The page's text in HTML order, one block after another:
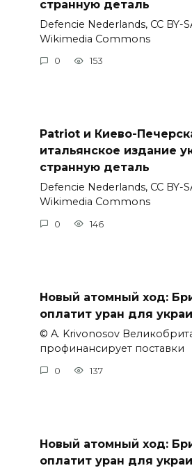
странную деталь
Defencie Nederlands, CC BY-
Wikimedia Commons
0 153
Patriot и Киево-
итальянское издание
странную деталь
Defencie Nederlands, CC BY-
Wikimedia Commons
0 146
Новый атомный ход:
оплатит уран для
© A. Krivonosov
профинансирует поставки
0 137
Новый атомный ход:
оплатит уран для